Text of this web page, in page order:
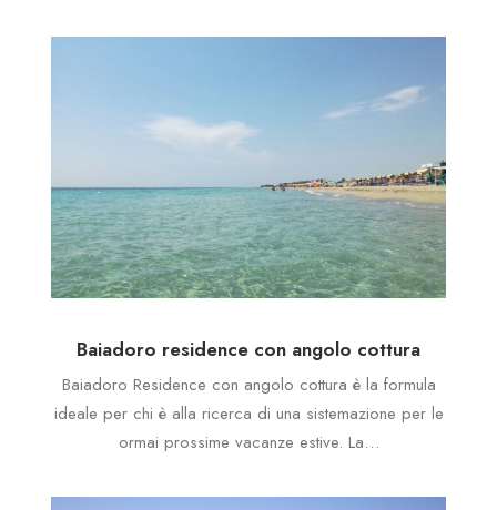
Baiadoro residence con angolo cottura
Baiadoro Residence con angolo cottura è la formula
ideale per chi è alla ricerca di una sistemazione per le
ormai prossime vacanze estive. La…